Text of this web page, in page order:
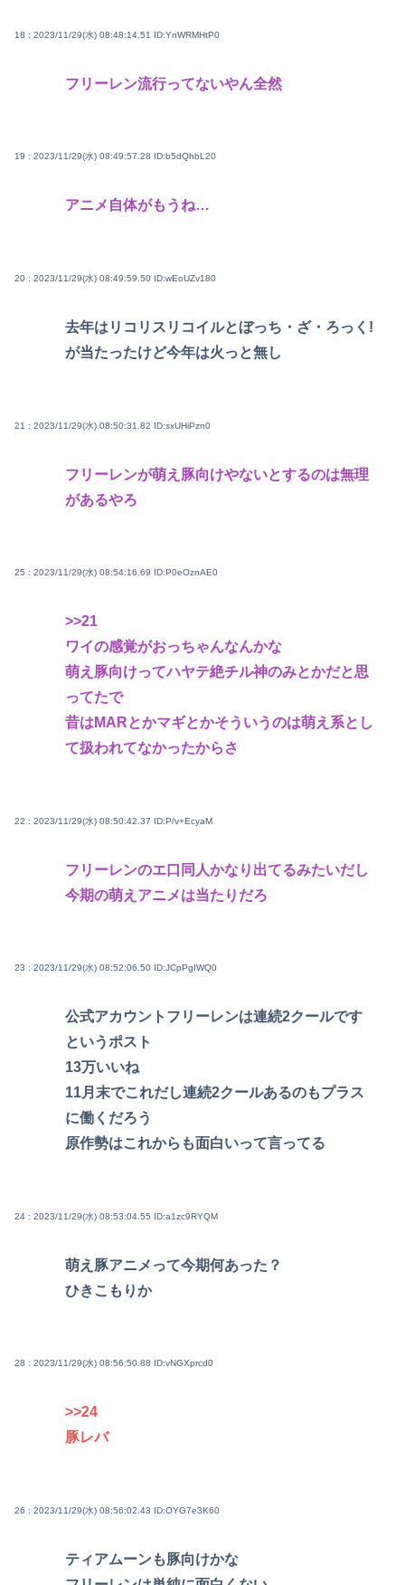
18 : 2023/11/29(水) 08:48:14.51 ID:YnWRMHtP0
フリーレン流行ってないやん全然
19 : 2023/11/29(水) 08:49:57.28 ID:b5dQhbL20
アニメ自体がもうね…
20 : 2023/11/29(水) 08:49:59.50 ID:wEoUZv180
去年はリコリスリコイルとぼっち・ざ・ろっく!
が当たったけど今年は火っと無し
21 : 2023/11/29(水) 08:50:31.82 ID:sxUHiPzn0
フリーレンが萌え豚向けやないとするのは無理
があるやろ
25 : 2023/11/29(水) 08:54:16.69 ID:P0eOznAE0
>>21
ワイの感覚がおっちゃんなんかな
萌え豚向けってハヤテ絶チル神のみとかだと思
ってたで
昔はMARとかマギとかそういうのは萌え系とし
て扱われてなかったからさ
22 : 2023/11/29(水) 08:50:42.37 ID:P/v+EcyaM
フリーレンのエ口同人かなり出てるみたいだし
今期の萌えアニメは当たりだろ
23 : 2023/11/29(水) 08:52:06.50 ID:JCpPgIWQ0
公式アカウントフリーレンは連続2クールです
というポスト
13万いいね
11月末でこれだし連続2クールあるのもプラス
に働くだろう
原作勢はこれからも面白いって言ってる
24 : 2023/11/29(水) 08:53:04.55 ID:a1zc9RYQM
萌え豚アニメって今期何あった？
ひきこもりか
28 : 2023/11/29(水) 08:56:50.88 ID:vNGXprcd0
>>24
豚レバ
26 : 2023/11/29(水) 08:56:02.43 ID:OYG7e3K60
ティアムーンも豚向けかな